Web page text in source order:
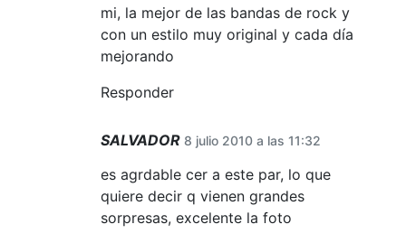
mi, la mejor de las bandas de rock y
con un estilo muy original y cada día
mejorando
Responder
SALVADOR 8 julio 2010 a las 11:32
es agrdable cer a este par, lo que
quiere decir q vienen grandes
sorpresas, excelente la foto